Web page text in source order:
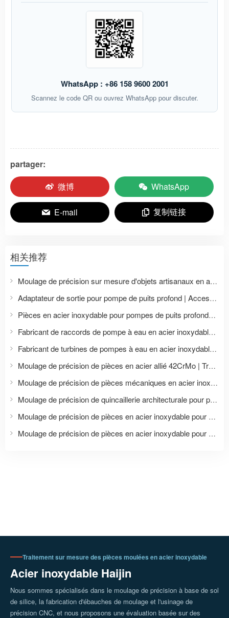
WhatsApp : +86 158 9600 2001
Scannez le code QR ou ouvrez WhatsApp pour discuter.
partager:
微博
WhatsApp
E-mail 复制链接
相关推荐
Moulage de précision sur mesure d'objets artisanaux en acier inoxydable | Moulage et traitement d'ornements métalliques en forme de crabe
Adaptateur de sortie pour pompe de puits profond | Accessoires de pompe à eau sur mesure en acier inoxydable
Pièces en acier inoxydable pour pompes de puits profonds | Moulage et usinage de précision des roues et des corps de pompe
Fabricant de raccords de pompe à eau en acier inoxydable | Moulage de précision d'accessoires pour pompes et vannes
Fabricant de turbines de pompes à eau en acier inoxydable | Fonderie de précision et usinage CNC
Moulage de précision de pièces en acier allié 42CrMo | Traitement thermique et usinage de pièces mécaniques
Moulage de précision de pièces mécaniques en acier inoxydable | Personnalisation et usinage CNC à partir de plans fournis
Moulage de précision de quincaillerie architecturale pour portes et salles de bains | Raccords sur mesure en acier inoxydable
Moulage de précision de pièces en acier inoxydable pour machines industrielles | Usinage CNC sur mesure
Moulage de précision de pièces en acier inoxydable pour équipements sportifs | Pièces sur mesure pour équipements de fitness
Traitement sur mesure des pièces moulées en acier inoxydable
Acier inoxydable Haijin
Nous sommes spécialisés dans le moulage de précision à base de sol
de silice, la fabrication d'ébauches de moulage et l'usinage de
précision CNC, et nous proposons une évaluation basée sur des